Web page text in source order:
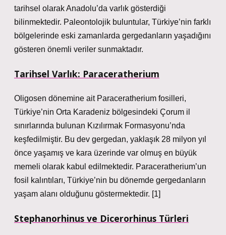
tarihsel olarak Anadolu’da varlık gösterdiği
bilinmektedir. Paleontolojik buluntular, Türkiye’nin farklı
bölgelerinde eski zamanlarda gergedanların yaşadığını
gösteren önemli veriler sunmaktadır.
Tarihsel Varlık: Paraceratherium
Oligosen dönemine ait Paraceratherium fosilleri,
Türkiye’nin Orta Karadeniz bölgesindeki Çorum il
sınırlarında bulunan Kızılırmak Formasyonu’nda
keşfedilmiştir. Bu dev gergedan, yaklaşık 28 milyon yıl
önce yaşamış ve kara üzerinde var olmuş en büyük
memeli olarak kabul edilmektedir. Paraceratherium’un
fosil kalıntıları, Türkiye’nin bu dönemde gergedanların
yaşam alanı olduğunu göstermektedir. [1]
Stephanorhinus ve Dicerorhinus Türleri